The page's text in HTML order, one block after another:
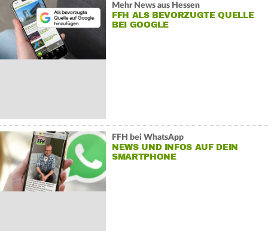
Mehr News aus Hessen
FFH ALS BEVORZUGTE QUELLE
BEI GOOGLE
FFH bei WhatsApp
NEWS UND INFOS AUF DEIN
SMARTPHONE